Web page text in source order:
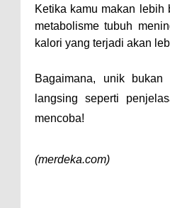
Ketika kamu makan lebih
metabolisme tubuh
kalori yang terjadi akan
Bagaimana, unik bukan
langsing seperti
mencoba!
(merdeka.com)